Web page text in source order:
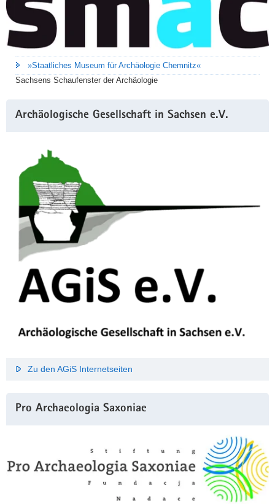
»Staatliches Museum für Archäologie Chemnitz«
Sachsens Schaufenster der Archäologie
Archäologische Gesellschaft in Sachsen e.V.
Zu den AGiS Internetseiten
Pro Archaeologia Saxoniae